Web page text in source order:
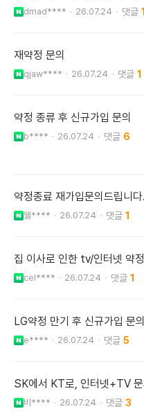
dmad**** 26.07.24 1
재약정 문의
qjaw**** 26.07.24 1
약정 종류 후 신규가입 문의
b**** 26.07.24 6
약정종료 재가입문의드립니다.
웰**** 26.07.24 1
집 이사로 인한 tv/인터넷 약
cel**** 26.07.24 1
LG약정 만기 후 신규가입 문의
e**** 26.07.24 5
SK에서 KT로, 인터넷+TV
비**** 26.07.24 3